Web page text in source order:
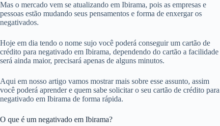
Mas o mercado vem se atualizando em Ibirama, pois as empresas e
pessoas estão mudando seus pensamentos e forma de enxergar os
negativados.
Hoje em dia tendo o nome sujo você poderá conseguir um cartão de
crédito para negativado em Ibirama, dependendo do cartão a facilidade
será ainda maior, precisará apenas de alguns minutos.
Aqui em nosso artigo vamos mostrar mais sobre esse assunto, assim
você poderá aprender e quem sabe solicitar o seu cartão de crédito para
negativado em Ibirama de forma rápida.
O que é um negativado em Ibirama?